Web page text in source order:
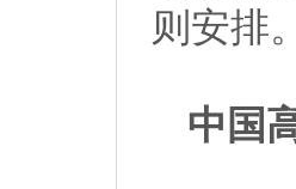
则安排
中国